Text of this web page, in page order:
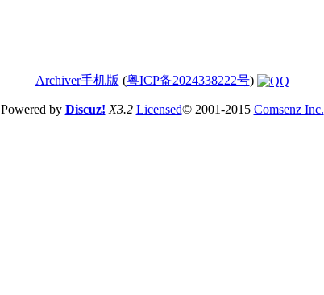
Archiver手机版 (粤ICP备2024338222号)
Powered by Discuz! X3.2 Licensed© 2001-2015 Comsenz Inc.